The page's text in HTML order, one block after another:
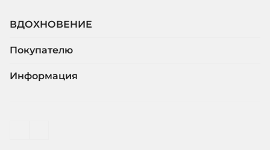
ВДОХНОВЕНИЕ
Покупателю
Информация